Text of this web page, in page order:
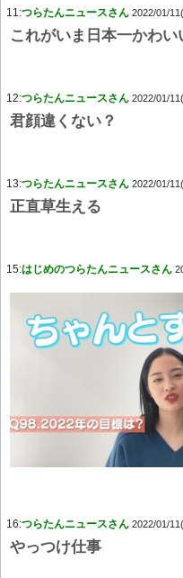
11:つらたんニュースさん 2022/01/
これがいま日本一かわい
12:つらたんニュースさん 2022/01/
君顔違くない？
13:つらたんニュースさん 2022/01/
正直草生える
15:はじめのつらたんニュースさん
16:つらたんニュースさん 2022/01/
やっつけ仕事